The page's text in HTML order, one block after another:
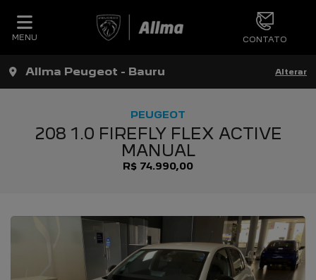
MENU CONTATO
Allma Peugeot - Bauru Alterar
PEUGEOT
208 1.0 FIREFLY FLEX ACTIVE
MANUAL
R$ 74.990,00